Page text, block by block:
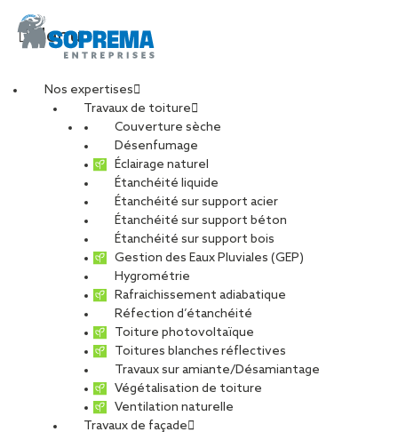
Menu
Nos expertises
Travaux de toiture
Couverture sèche
Désenfumage
Éclairage naturel
Étanchéité liquide
Étanchéité sur support acier
Étanchéité sur support béton
Étanchéité sur support bois
Gestion des Eaux Pluviales (GEP)
Hygrométrie
Rafraichissement adiabatique
Réfection d’étanchéité
Toiture photovoltaïque
Toitures blanches réflectives
Travaux sur amiante/Désamiantage
Végétalisation de toiture
Ventilation naturelle
Travaux de façade
SOPREMA
SCOLAIRE LA
BEAUJOIRE_BARDAGE
(2)
PARTAGER
26 janvier 2026